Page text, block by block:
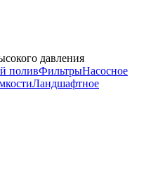
давления
поливФильтрыНасосное
Ландшафтное